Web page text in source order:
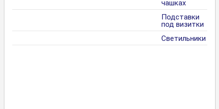
чашках
Подставки
под визитки
Светильники